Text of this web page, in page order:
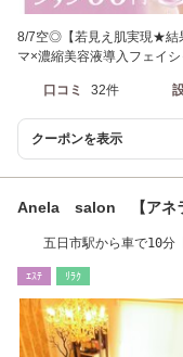
8/7空◎【若見え肌実現★結
マ×濃縮美容液導入フェイ
口コミ 32件
クーポンを表示
Anela salon 【アネラ
五日市駅から車で10分
ｴｽﾃ ﾘﾗｸ